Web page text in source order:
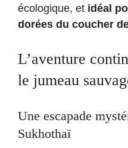
écologique, et idéal
dorées du coucher
L’aventure
le jumeau
Une escapade
Sukhothaï